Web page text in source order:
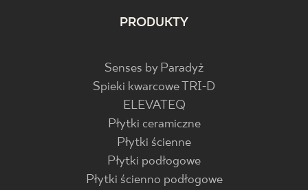
PRODUKTY
Senses by Paradyż
Spieki kwarcowe TRI-D
ELEVATEQ
Płytki ceramiczne
Płytki ścienne
Płytki podłogowe
Płytki ścienno podłogowe